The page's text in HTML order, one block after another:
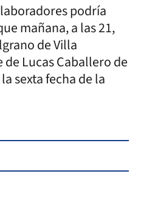
podría
mañana, a las 21,
de Villa
Lucas Caballero de
sexta fecha de la